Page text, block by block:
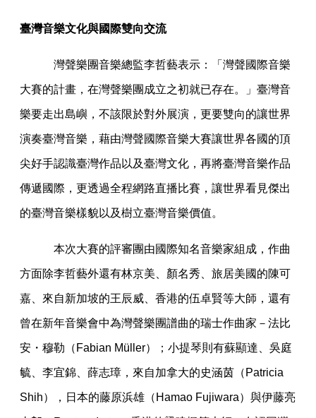
臺灣音樂文化與國際雙向交流
灣聲樂團音樂總監李哲藝表示：「灣聲國際音樂
大賽的計畫，在灣聲樂團成立之初就已存在。」臺灣音
樂要走出島嶼，不該限於對外展演，更要雙向的讓世界
演奏臺灣音樂，藉由灣聲國際音樂大賽讓世界各國的頂
尖好手認識臺灣作品以及臺灣文化，再將臺灣音樂作品
傳遞國際，更透過全程網路直播比賽，讓世界看見傑出
的臺灣音樂樣貌以及樹立臺灣音樂價值。
本次大賽的評審團由國際知名音樂家組成，作曲
方面除李哲藝外還有林京美、顏名秀、旅居美國的陳可
嘉、來自新加坡的王辰威、香港的伍卓賢等大師，還有
曾在新年音樂會中為灣聲樂團譜曲的瑞士作曲家－法比
安・穆勒（Fabian Müller）；小提琴則有蘇顯達、吳庭
毓、李宜錦、薛志璋，來自加拿大的史涵茵（Patricia
Shih），日本的藤原浜雄（Hamao Fujiwara）與伊藤亮